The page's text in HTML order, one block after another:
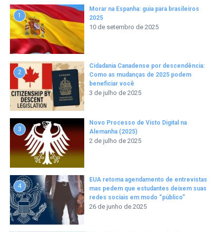
1
Morar na Espanha: guia para brasileiros
2025
10 de setembro de 2025
2
Cidadania Canadense por descendência:
Como as mudanças de 2025 podem
beneficiar você
3 de julho de 2025
3
Novo Processo de Visto Digital na
Alemanha (2025)
2 de julho de 2025
4
EUA retoma agendamento de entrevistas
mas pedem que estudantes deixem suas
redes sociais em modo “público”
26 de junho de 2025